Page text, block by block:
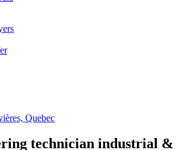
Quebec
technician industrial &